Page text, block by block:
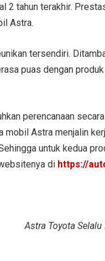
2 tahun terakhir.
Astra.
tersendiri.
puas dengan
perencanaan
mobil Astra menjalin
untuk kedua
di https://
Astra Toyota